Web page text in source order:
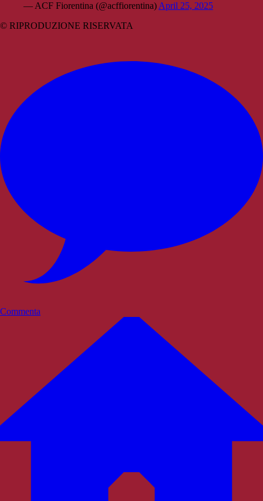
— ACF Fiorentina (@acffiorentina)April 25, 2025
© RIPRODUZIONE RISERVATA
Commenta